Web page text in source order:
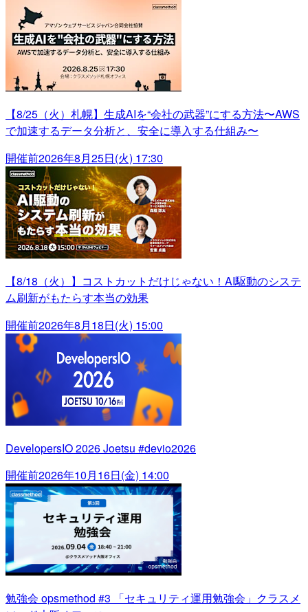
【8/25（火）札幌】生成AIを“会社の武器”にする方法〜AWS
で加速するデータ分析と、安全に導入する仕組み〜
開催前2026年8月25日(火) 17:30
【8/18（火）】コストカットだけじゃない！AI駆動のシステ
ム刷新がもたらす本当の効果
開催前2026年8月18日(火) 15:00
DevelopersIO 2026 Joetsu #devio2026
開催前2026年10月16日(金) 14:00
勉強会 opsmethod #3 「セキュリティ運用勉強会」クラスメ